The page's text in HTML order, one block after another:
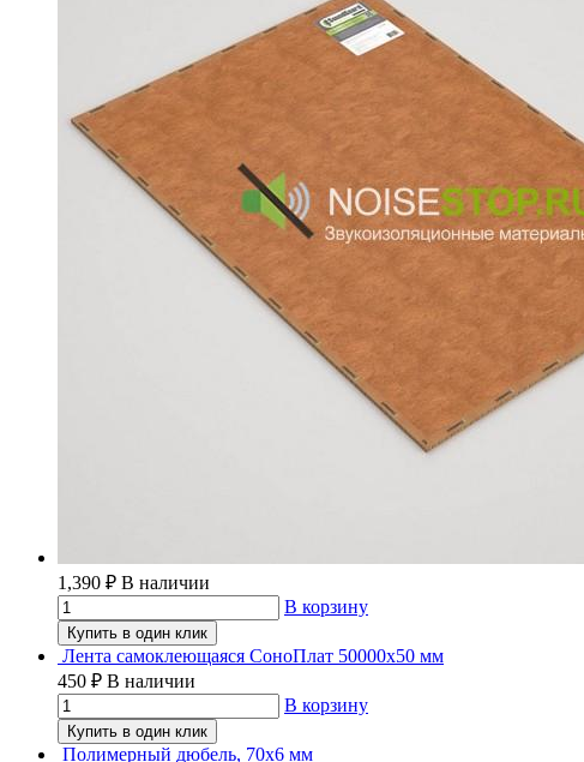
1,390 ₽ В наличии
В корзину
Купить в один клик
Лента самоклеющаяся СоноПлат 50000х50 мм
450 ₽ В наличии
В корзину
Купить в один клик
Полимерный дюбель, 70х6 мм